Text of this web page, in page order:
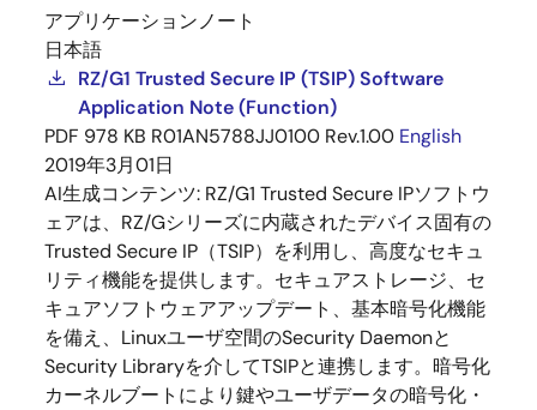
アプリケーションノート
日本語
RZ/G1 Trusted Secure IP (TSIP) Software
Application Note (Function)
PDF 978 KB R01AN5788JJ0100 Rev.1.00 English
2019年3月01日
AI生成コンテンツ: RZ/G1 Trusted Secure IPソフトウ
ェアは、RZ/Gシリーズに内蔵されたデバイス固有の
Trusted Secure IP（TSIP）を利用し、高度なセキュ
リティ機能を提供します。セキュアストレージ、セ
キュアソフトウェアアップデート、基本暗号化機能
を備え、Linuxユーザ空間のSecurity Daemonと
Security Libraryを介してTSIPと連携します。暗号化
カーネルブートにより鍵やユーザデータの暗号化・